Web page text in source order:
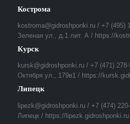
Кострома
kostroma@gidroshponki.ru / +7 (495)
Зеленая ул., д.1 лит. А / https://
Курск
kursk@gidroshponki.ru / +7 (471)
Октября ул., 179в1 / https://
Липецк
lipezk@gidroshponki.ru / +7 (474)
Липецк / https://lipezk.gidroshponki.ru